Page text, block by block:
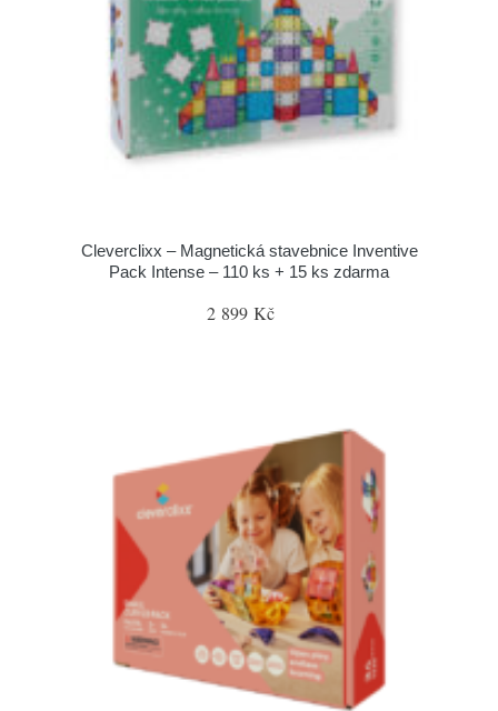
Cleverclixx – Magnetická stavebnice Inventive
Pack Intense – 110 ks + 15 ks zdarma
2 899 Kč